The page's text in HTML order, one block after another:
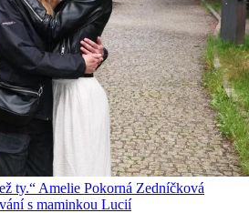
ty.“ Amelie Pokorná Zedníčková
s maminkou Lucií